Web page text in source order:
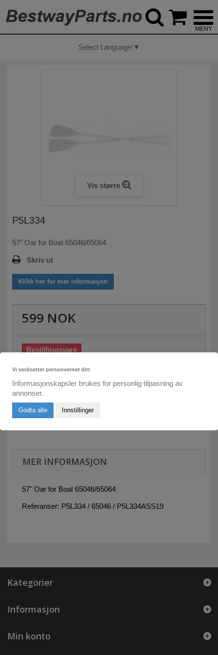
Select Language ▼
Vis større
P5L334
57" Oar for Boat 65046/65064
Skriv ut
Klikk her for mer informasjon
599 NOK
Bestillingsvare
Send meg e-post om leveringstid
MER INFORMASJON
57" Oar for Boat 65046/65064
Referanser: P5L334 / 65046 / P5L334ASS19
Kategorier
Informasjon
Min konto
Vi verdsetter personvernet ditt
Informasjonskapsler brukes for personlig tilpasning av
annonser.
Godta alle Innstillinger
 